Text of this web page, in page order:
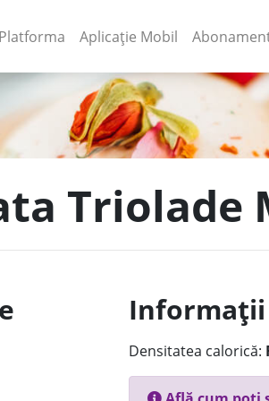
(current)
Aplicație Mobil (current)
Triolade
Densitatea calorică: